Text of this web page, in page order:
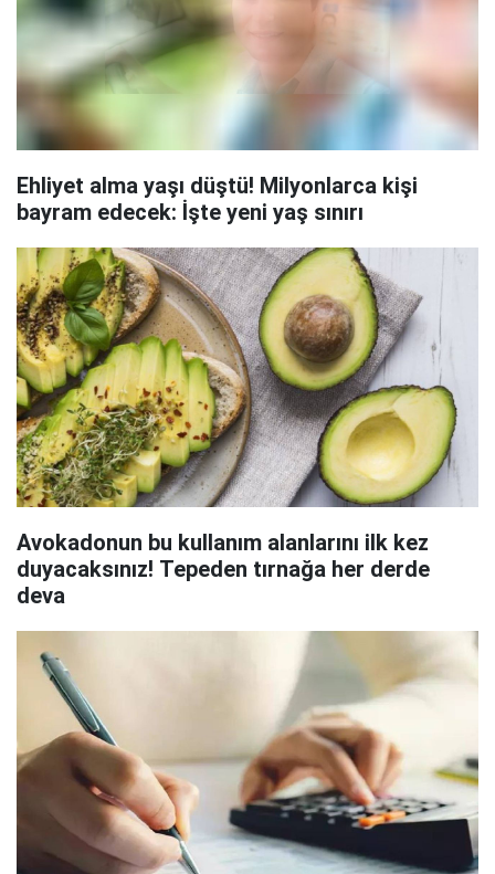
Ehliyet alma yaşı düştü! Milyonlarca kişi
bayram edecek: İşte yeni yaş sınırı
Avokadonun bu kullanım alanlarını ilk kez
duyacaksınız! Tepeden tırnağa her derde
deva